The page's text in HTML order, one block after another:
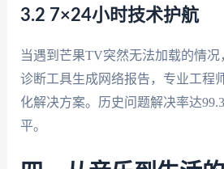
3.2 7×24小时技术护航
当遇到芒果TV突然无法加载的情
诊断工具生成网络报告，专业工程
化解决方案。历史问题解决率达
平。